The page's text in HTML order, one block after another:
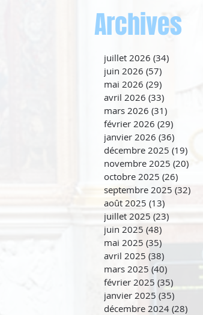
Archives
juillet 2026 (34)
juin 2026 (57)
mai 2026 (29)
avril 2026 (33)
mars 2026 (31)
février 2026 (29)
janvier 2026 (36)
décembre 2025 (19)
novembre 2025 (20)
octobre 2025 (26)
septembre 2025 (32)
août 2025 (13)
juillet 2025 (23)
juin 2025 (48)
mai 2025 (35)
avril 2025 (38)
mars 2025 (40) 40 posts
février 2025 (35)
janvier 2025 (35)
décembre 2024 (28)